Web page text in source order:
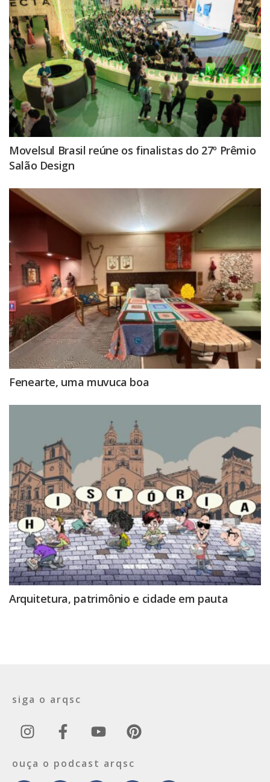
Movelsul Brasil reúne os finalistas do 27º Prêmio
Salão Design
Fenearte, uma muvuca boa
Arquitetura, patrimônio e cidade em pauta
siga o arqsc
ouça o podcast arqsc